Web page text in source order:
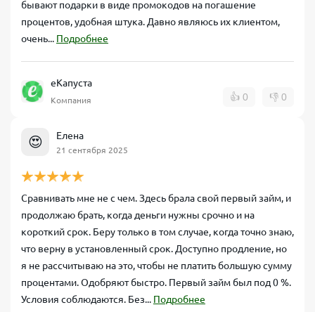
бывают подарки в виде промокодов на погашение
процентов, удобная штука. Давно являюсь их клиентом,
очень... Подробнее
еКапуста
Компания 👍 0 👎 0
😍 Елена
21 сентября 2025
Сравнивать мне не с чем. Здесь брала свой первый займ, и
продолжаю брать, когда деньги нужны срочно и на
короткий срок. Беру только в том случае, когда точно знаю,
что верну в установленный срок. Доступно продление, но
я не рассчитываю на это, чтобы не платить большую сумму
процентами. Одобряют быстро. Первый займ был под 0 %.
Условия соблюдаются. Без... Подробнее